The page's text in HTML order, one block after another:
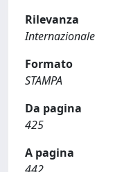
Rilevanza
Internazionale
Formato
STAMPA
Da pagina
425
A pagina